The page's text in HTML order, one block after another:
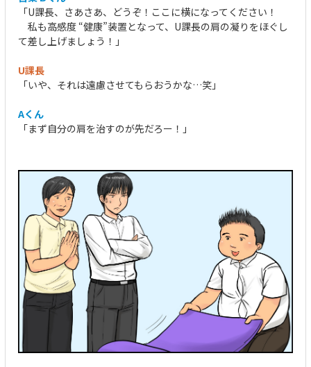
「U課長、さあさあ、どうぞ！ここに横になってください！
私も高感度 “健康”装置となって、U課長の肩の凝りをほぐし
て差し上げましょう！」
U課長
「いや、それは遠慮させてもらおうかな…笑」
Aくん
「まず自分の肩を治すのが先だろー！」